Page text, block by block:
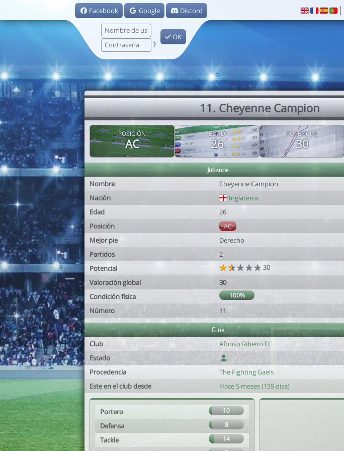
Facebook Google Discord
?
OK
11. Cheyenne Campion
POSICIÓN
AC
EDAD
26
POTENCIAL
30
Jugador
Nombre
Cheyenne Campion
Nación
Inglaterra
Edad
26
Posición
AC
Mejor pie
Derecho
Partidos
2
Potencial
30
Valoración global
30
Condición física
100%
Número 11
Club
Club
Afonso Ribeiro FC
Estado
Procedencia
The Fighting Gaels
Este en el club desde
Hace 5 meses (159 días)
Portero 10
Defensa 8
Tackle 14